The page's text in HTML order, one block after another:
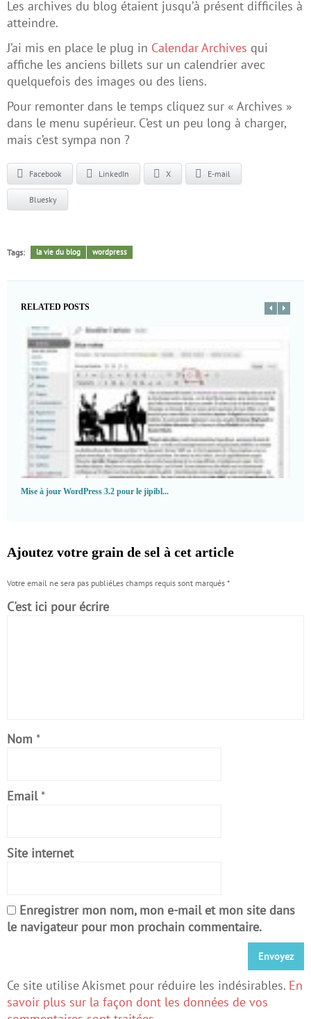
Les archives du blog étaient jusqu’à présent difficiles à
atteindre.
J’ai mis en place le plug in Calendar Archives qui
affiche les anciens billets sur un calendrier avec
quelquefois des images ou des liens.
Pour remonter dans le temps cliquez sur « Archives »
dans le menu supérieur. C’est un peu long à charger,
mais c’est sympa non ?
Facebook LinkedIn X E-mail
Bluesky
Tags: la vie du blog wordpress
RELATED POSTS
Mise à jour WordPress 3.2 pour le jipibl...
Ajoutez votre grain de sel à cet article
Votre email ne sera pas publiéLes champs requis sont marqués *
C'est ici pour écrire
Nom *
Email *
Site internet
Enregistrer mon nom, mon e-mail et mon site dans
le navigateur pour mon prochain commentaire.
Ce site utilise Akismet pour réduire les indésirables. En
savoir plus sur la façon dont les données de vos